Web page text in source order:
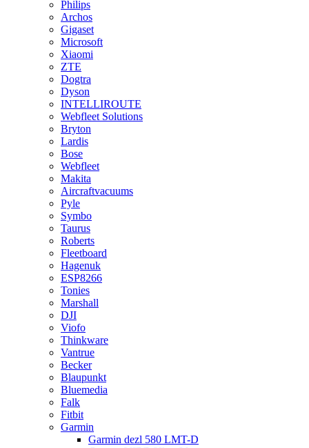
Philips
Archos
Gigaset
Microsoft
Xiaomi
ZTE
Dogtra
Dyson
INTELLIROUTE
Webfleet Solutions
Bryton
Lardis
Bose
Webfleet
Makita
Aircraftvacuums
Pyle
Symbo
Taurus
Roberts
Fleetboard
Hagenuk
ESP8266
Tonies
Marshall
DJI
Viofo
Thinkware
Vantrue
Becker
Blaupunkt
Bluemedia
Falk
Fitbit
Garmin
Garmin dezl 580 LMT-D